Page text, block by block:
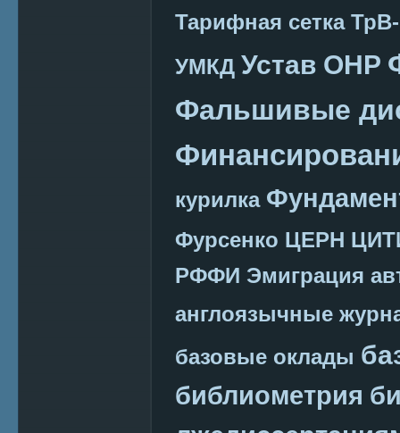
Тарифная сетка
УМКД Устав ОНР
Фальшивые
курилка
Фурсенко ЦЕРН
РФФИ Эмиграция
англоязычные
базовые оклады
библиометрия